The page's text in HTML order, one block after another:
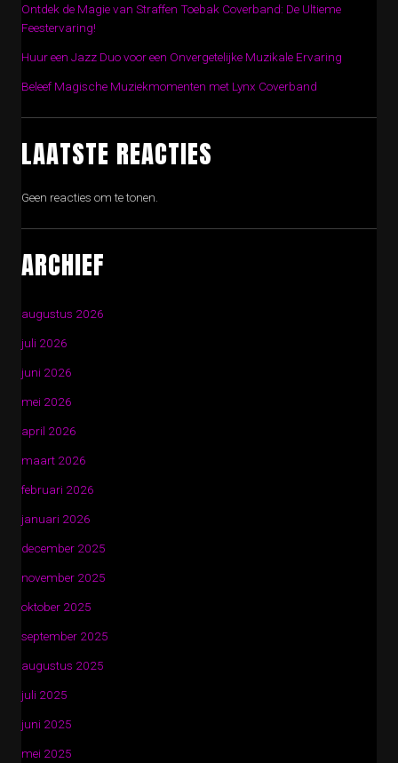
Ontdek de Magie van Straffen Toebak Coverband: De Ultieme
Feestervaring!
Huur een Jazz Duo voor een Onvergetelijke Muzikale Ervaring
Beleef Magische Muziekmomenten met Lynx Coverband
LAATSTE REACTIES
Geen reacties om te tonen.
ARCHIEF
augustus 2026
juli 2026
juni 2026
mei 2026
april 2026
maart 2026
februari 2026
januari 2026
december 2025
november 2025
oktober 2025
september 2025
augustus 2025
juli 2025
juni 2025
mei 2025